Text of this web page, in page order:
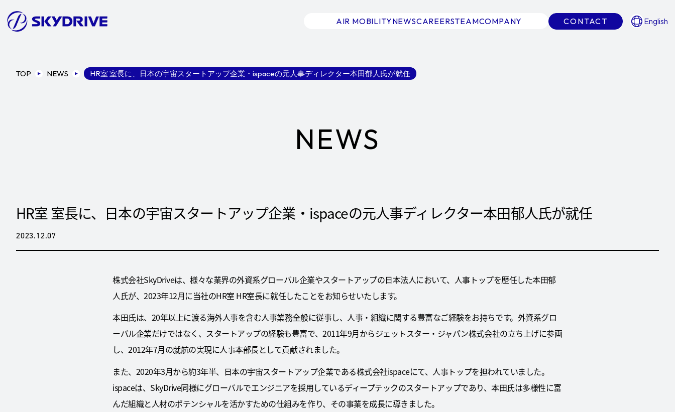
AIR MOBILITYNEWSCAREERSTEAMCOMPANY CONTACT English
TOP NEWS HR室 室長に、日本の宇宙スタートアップ企業・ispaceの元人事ディレクター本田郁人氏が就任
NEWS
HR室 室長に、日本の宇宙スタートアップ企業・ispaceの元人事ディレクター本田郁人氏が就任
2023.12.07
株式会社SkyDriveは、様々な業界の外資系グローバル企業やスタートアップの日本法人において、人事トップを歴任した本田郁
人氏が、2023年12月に当社のHR室 HR室長に就任したことをお知らせいたします。
本田氏は、20年以上に渡る海外人事を含む人事業務全般に従事し、人事・組織に関する豊富なご経験をお持ちです。外資系グロ
ーバル企業だけではなく、スタートアップの経験も豊富で、2011年9月からジェットスター・ジャパン株式会社の立ち上げに参画
し、2012年7月の就航の実現に人事本部長として貢献されました。
また、2020年3月から約3年半、日本の宇宙スタートアップ企業である株式会社ispaceにて、人事トップを担われていました。
ispaceは、SkyDrive同様にグローバルでエンジニアを採用しているディープテックのスタートアップであり、本田氏は多様性に富
んだ組織と人材のポテンシャルを活かすための仕組みを作り、その事業を成長に導きました。